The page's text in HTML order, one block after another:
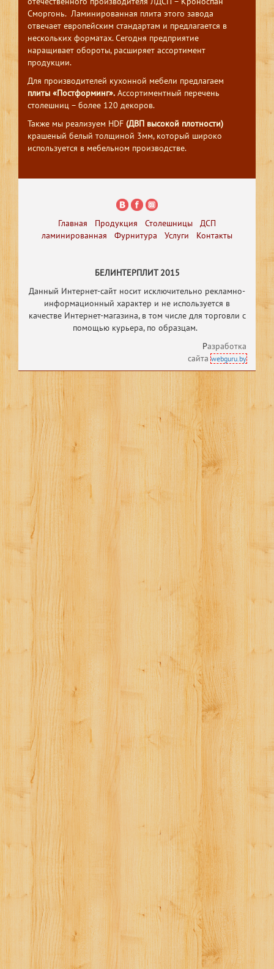
Сморгонь. Ламинированная плита этого завода
отвечает европейским стандартам и предлагается в
нескольких форматах. Сегодня предприятие
наращивает обороты, расширяет ассортимент
продукции.
Для производителей кухонной мебели предлагаем
плиты «Постформинг». Ассортиментный перечень
столешниц – более 120 декоров.
Также мы реализуем HDF (ДВП высокой плотности)
крашеный белый толщиной 3мм, который широко
используется в мебельном производстве.
Главная Продукция Столешницы
ДСП
ламинированная
Фурнитура Услуги Контакты
БЕЛИНТЕРПЛИТ 2015
Данный Интернет-сайт носит исключительно рекламно-
информационный характер и не используется в
качестве Интернет-магазина, в том числе для торговли с
помощью курьера, по образцам.
Разработка
сайтаwebguru.by